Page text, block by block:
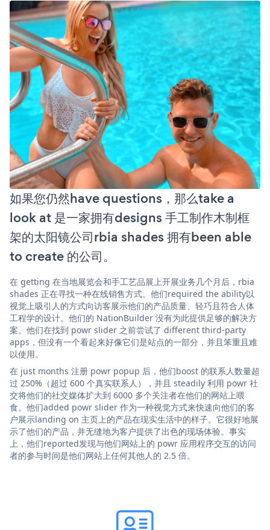
如果您仍然have questions，那么take a
look at 是一家拥有designs 手工制作木制框
架的太阳镜公司rbia shades 拥有been able
to create 的公司。
在 getting 在当地展览会和手工艺品展上开展业务几个月后，rbia
shades 正在寻找一种在线销售方式。他们required the ability以
视觉上吸引人的方式向访客展示他们的产品质量、轻巧且符合人体
工程学的设计。他们的 NationBuilder 没有为此提供足够的解决方
案。他们在找到 powr slider 之前尝试了 different third-party
apps，但没有一个看起来好像它们是站点的一部分，并且笨重且难
以使用。
在 just months 注册 powr popup 后，他们boost 的联系人数量超
过 250%（超过 600 个真实联系人），并且 steadily 利用 powr 社
交将他们的社交媒体扩大到 6000 多个关注者在他们的网站上喂
食。他们added powr slider 作为一种视觉方式来快速向他们的客
户展示landing on 主页上的产品在现实生活中的样子。它很好地展
示了他们的产品，并无缝地为客户提供了出色的现场体验。事实
上，他们reported发现与他们网站上的 powr 应用程序交互的访问
者的参与时间是他们网站上任何其他人的 2.5 倍。